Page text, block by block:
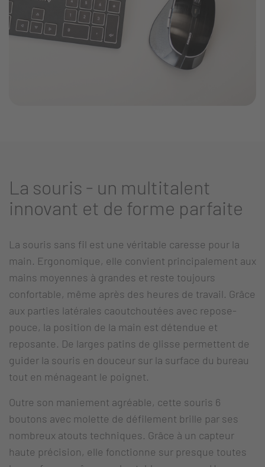
La souris - un multitalent
innovant et de forme parfaite
La souris sans fil est une véritable caresse pour la
main. Ergonomique, elle convient principalement aux
mains moyennes à grandes et reste toujours
confortable, même après des heures de travail. Grâce
aux parties latérales caoutchoutées avec repose-
pouce, la position de la main est détendue et
reposante. De larges patins de glisse permettent de
guider la souris en douceur sur la surface du bureau
tout en ménageant le poignet.
Outre son maniement agréable, cette souris 6
boutons avec molette de défilement brille par ses
nombreux atouts techniques. Grâce à un capteur
haute précision, elle fonctionne sur presque toutes